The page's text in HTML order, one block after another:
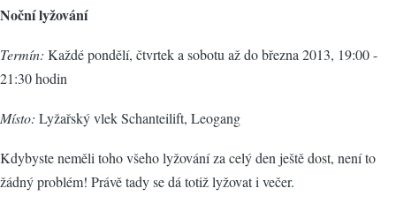
Noční lyžování
Termín: Každé pondělí, čtvrtek a sobotu až do března 2013, 19:00 -
21:30 hodin
Místo: Lyžařský vlek Schanteilift, Leogang
Kdybyste neměli toho všeho lyžování za celý den ještě dost, není to
žádný problém! Právě tady se dá totiž lyžovat i večer.